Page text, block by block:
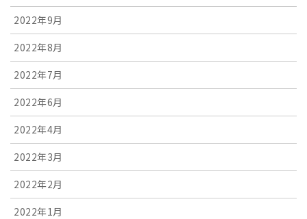
2022年9月
2022年8月
2022年7月
2022年6月
2022年4月
2022年3月
2022年2月
2022年1月